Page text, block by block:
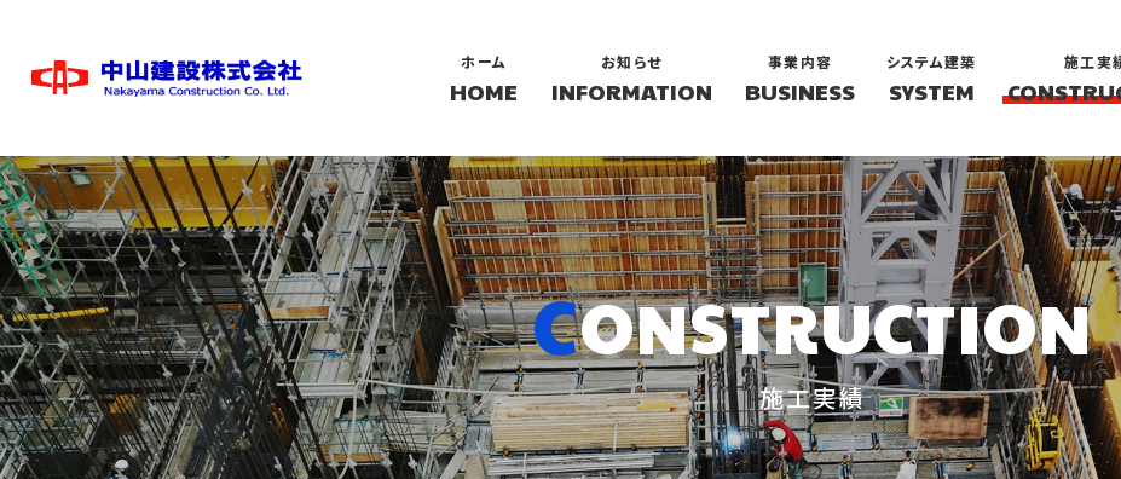
ホーム
HOME
お知らせ
INFORMATION
事業内容
BUSINESS
システム建築
SYSTEM
施工実
施工実績
CONSTRUCTION